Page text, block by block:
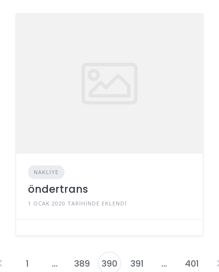
NAKLIYE
öndertrans
1 OCAK 2020 TARIHINDE EKLENDI
1 … 389 390 391 … 401